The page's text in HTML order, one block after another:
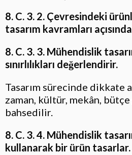
8. C. 3. 2. Çevresindeki
tasarım kavramları
8. C. 3. 3. Mühendislik
sınırlılıkları değerlendirir.
Tasarım sürecinde dikkate
zaman, kültür, mekân, bütçe
bahsedilir.
8. C. 3. 4. Mühendislik
kullanarak bir ürün tasarlar.